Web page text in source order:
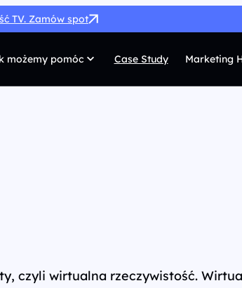
TV. Zamów spot
możemy pomóc Case Study Marketing
czyli wirtualna rzeczywistość.